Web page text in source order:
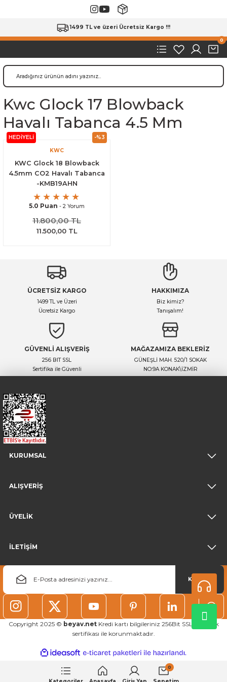
1499 TL ve üzeri Ücretsiz Kargo !!!
0
0
Kwc Glock 17 Blowback
Havalı Tabanca 4.5 Mm
-%3
HEDİYELİ
KWC
KWC Glock 18 Blowback
4.5mm CO2 Havalı Tabanca
-KMB19AHN
5.0 Puan - 2 Yorum
11.800,00 TL
11.500,00 TL
ÜCRETSİZ KARGO
1499 TL ve Üzeri
Ücretsiz Kargo
HAKKIMIZA
Biz kimiz?
Tanışalım!
GÜVENLİ ALIŞVERİŞ
256 BIT SSL
Sertifika ile Güvenli
MAĞAZAMIZA BEKLERİZ
GÜNEŞLİ MAH. 520/1 SOKAK
NO:9A KONAK\İZMİR
KURUMSAL
ALIŞVERİŞ
ÜYELİK
İLETİŞİM
KAYDOL
Copyright 2025 © beyav.netKredi kartı bilgileriniz 256Bit SSL güvenlik
sertifikası ile korunmaktadır.
ideasoft
e-
paketleri